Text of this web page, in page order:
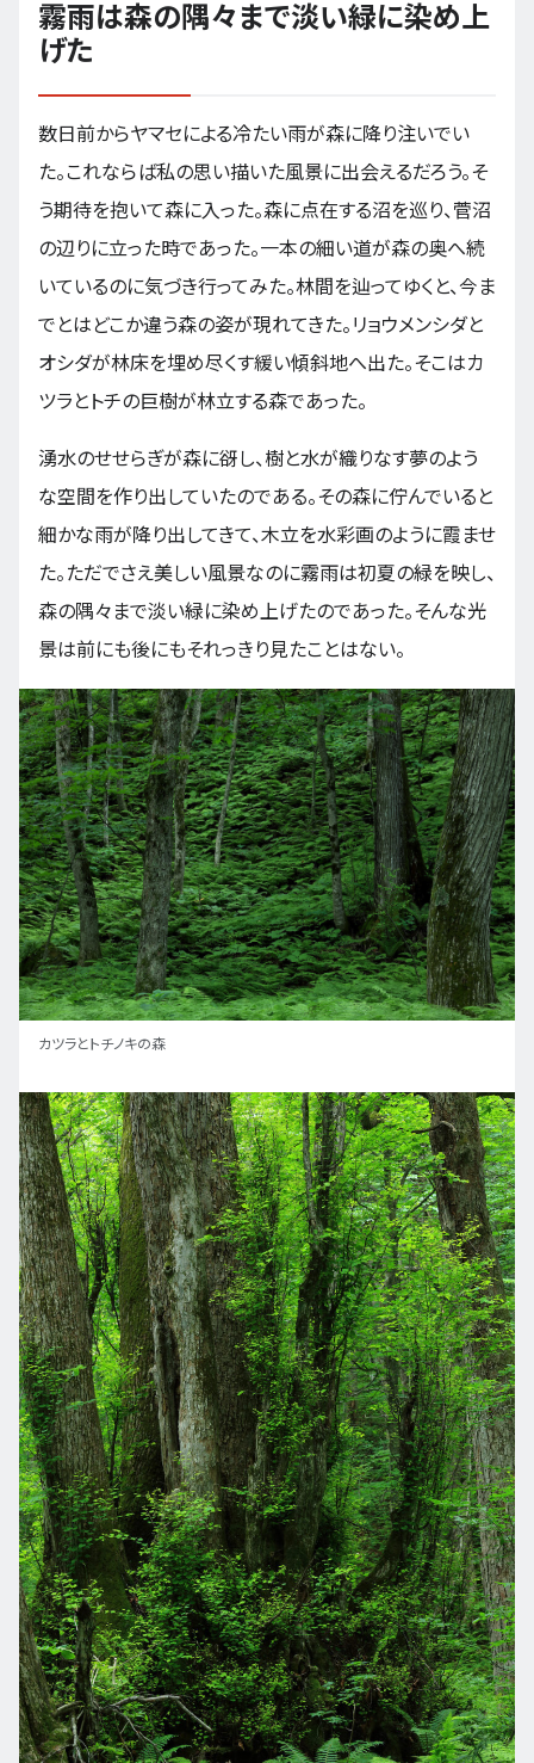
霧雨は森の隅々まで淡い緑に染め上
げた
数日前からヤマセによる冷たい雨が森に降り注いでい
た。これならば私の思い描いた風景に出会えるだろう。そ
う期待を抱いて森に入った。森に点在する沼を巡り、菅沼
の辺りに立った時であった。一本の細い道が森の奥へ続
いているのに気づき行ってみた。林間を辿ってゆくと、今ま
でとはどこか違う森の姿が現れてきた。リョウメンシダと
オシダが林床を埋め尽くす緩い傾斜地へ出た。そこはカ
ツラとトチの巨樹が林立する森であった。
湧水のせせらぎが森に谺し、樹と水が織りなす夢のよう
な空間を作り出していたのである。その森に佇んでいると
細かな雨が降り出してきて、木立を水彩画のように霞ませ
た。ただでさえ美しい風景なのに霧雨は初夏の緑を映し、
森の隅々まで淡い緑に染め上げたのであった。そんな光
景は前にも後にもそれっきり見たことはない。
カツラとトチノキの森